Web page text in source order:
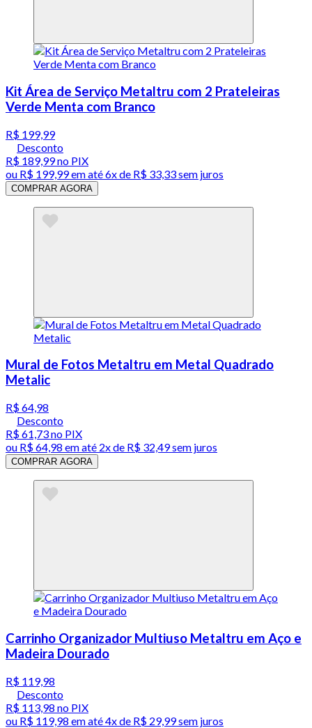
Kit Área de Serviço Metaltru com 2 Prateleiras
Verde Menta com Branco
R$ 199,99
Desconto
R$ 189,99no PIX
ou R$ 199,99em até6x de R$ 33,33 sem juros
COMPRAR AGORA
Mural de Fotos Metaltru em Metal Quadrado
Metalic
R$ 64,98
Desconto
R$ 61,73no PIX
ou R$ 64,98 em até 2x de R$ 32,49 sem juros
COMPRAR AGORA
Carrinho Organizador Multiuso Metaltru em Aço e
Madeira Dourado
R$ 119,98
Desconto
R$ 113,98 no PIX
ou R$ 119,98 em até4x de R$ 29,99 sem juros